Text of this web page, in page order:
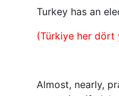
Turkey has an
(Türkiye her dört
Almost, nearly,